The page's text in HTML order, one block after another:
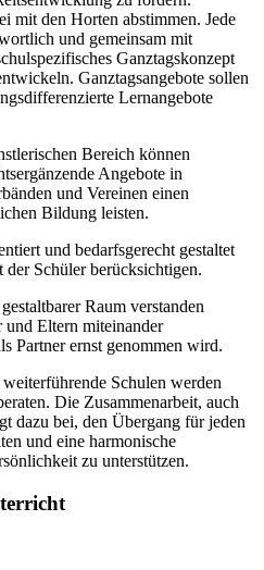
mit den Horten abstimmen. Jede
und gemeinsam mit
Ganztagskonzept
Ganztagsangebote sollen
Lernangebote
Bereich können
Angebote in
und Vereinen einen
Bildung leisten.
und bedarfsgerecht gestaltet
Schüler berücksichtigen.
Raum verstanden
und Eltern miteinander
Partner ernst genommen wird.
Schulen werden
Die Zusammenarbeit, auch
dazu bei, den Übergang für jeden
und eine harmonische
zu unterstützen.